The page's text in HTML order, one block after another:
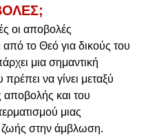
οι αποβολές
από το Θεό για δικούς του
μια σημαντική
να γίνει μεταξύ
αποβολής και του
μιας
στην άμβλωση.